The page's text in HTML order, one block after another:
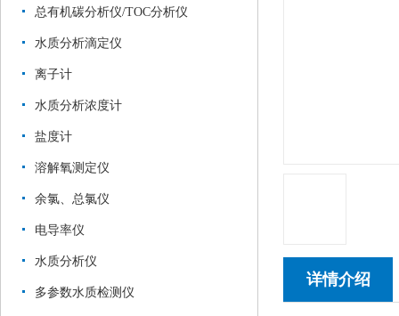
总有机碳分析仪/TOC分析仪
水质分析滴定仪
离子计
水质分析浓度计
盐度计
溶解氧测定仪
余氯、总氯仪
电导率仪
水质分析仪
多参数水质检测仪
详情介绍